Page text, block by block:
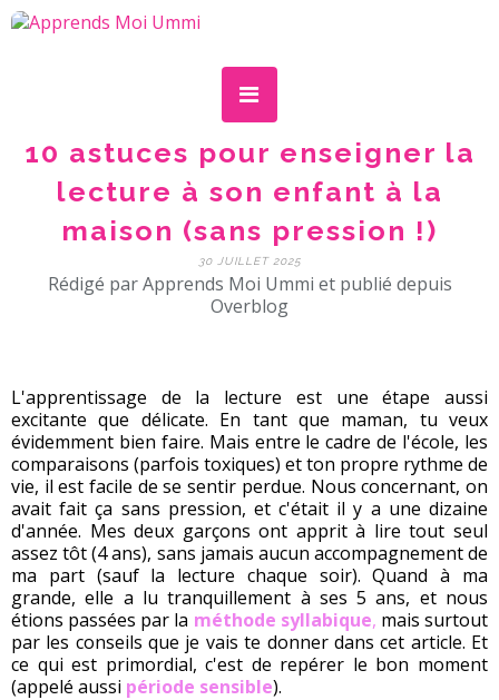
10 astuces pour enseigner la
lecture à son enfant à la
maison (sans pression !)
30 JUILLET 2025
Rédigé par Apprends Moi Ummi et publié depuis
Overblog
L'apprentissage de la lecture est une étape aussi
excitante que délicate. En tant que maman, tu veux
évidemment bien faire. Mais entre le cadre de l'école, les
comparaisons (parfois toxiques) et ton propre rythme de
vie, il est facile de se sentir perdue. Nous concernant, on
avait fait ça sans pression, et c'était il y a une dizaine
d'année. Mes deux garçons ont apprit à lire tout seul
assez tôt (4 ans), sans jamais aucun accompagnement de
ma part (sauf la lecture chaque soir). Quand à ma
grande, elle a lu tranquillement à ses 5 ans, et nous
étions passées par la méthode syllabique, mais surtout
par les conseils que je vais te donner dans cet article. Et
ce qui est primordial, c'est de repérer le bon moment
(appelé aussi période sensible).